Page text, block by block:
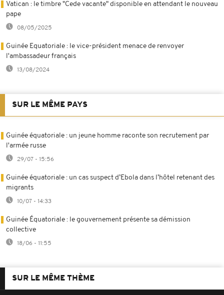
Vatican : le timbre "Cede vacante" disponible en attendant le nouveau
pape
08/05/2025
Guinée Equatoriale : le vice-président menace de renvoyer
l'ambassadeur français
13/08/2024
SUR LE MÊME PAYS
Guinée équatoriale : un jeune homme raconte son recrutement par
l'armée russe
29/07 - 15:56
Guinée équatoriale : un cas suspect d’Ebola dans l’hôtel retenant des
migrants
10/07 - 14:33
Guinée Équatoriale : le gouvernement présente sa démission
collective
18/06 - 11:55
SUR LE MÊME THÈME